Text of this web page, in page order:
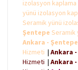
izolasyon
yünü izolasyon
Seramik yünü
Şentepe Seramik
Ankara -
Hizmeti | Ankara -
Hizmeti | Ankara